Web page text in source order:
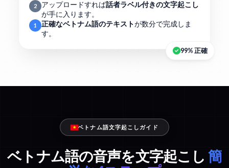
2 アップロードすれば話者ラベル付きの文字起こし
が手に入ります。
1 正確なベトナム語のテキストが数分で完成しま
す。
99% 正確
ベトナム語文字起こしガイド
ベトナム語の音声を文字起こし 簡